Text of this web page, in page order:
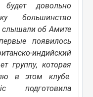
будет довольно
большинство
слышали об Амите
появилось
индийский
группу, которая
в этом клубе.
подготовила